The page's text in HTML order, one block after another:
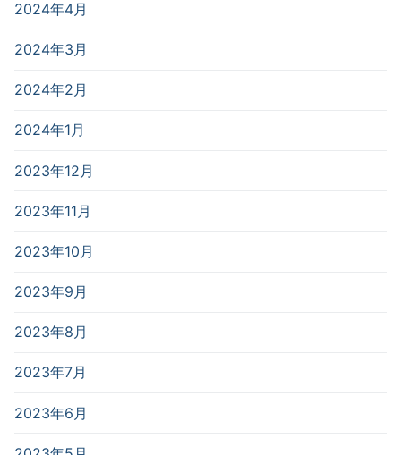
2024年4月
2024年3月
2024年2月
2024年1月
2023年12月
2023年11月
2023年10月
2023年9月
2023年8月
2023年7月
2023年6月